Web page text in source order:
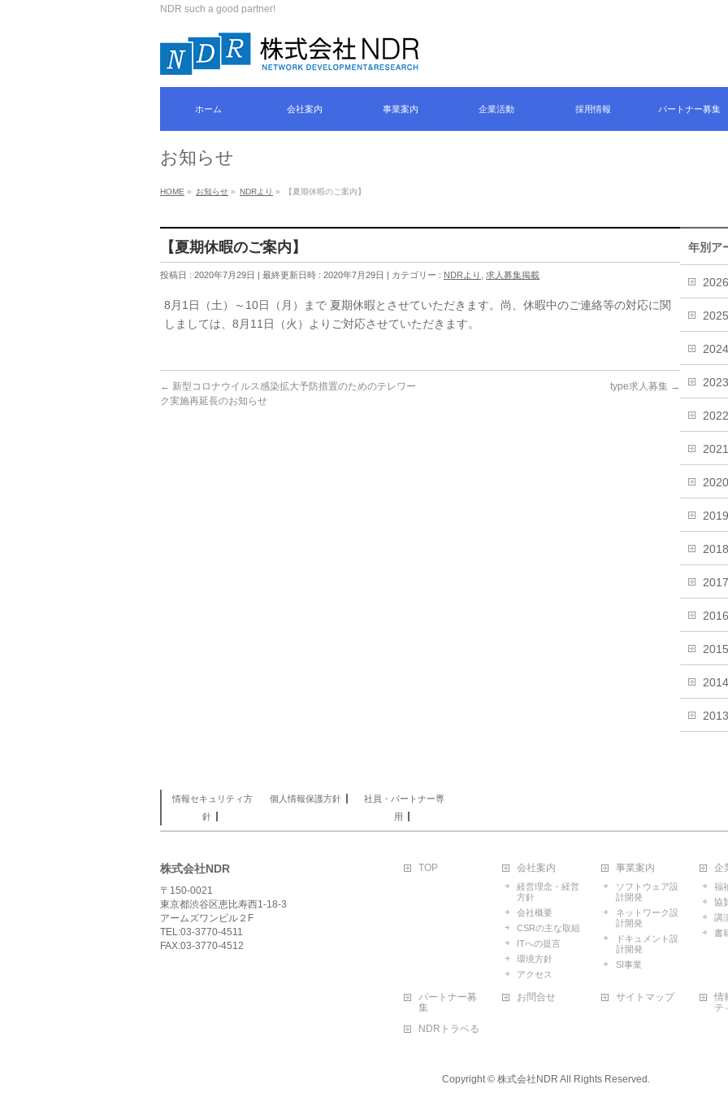
NDR such a good partner!
ホーム 会社案内 事業案内 企業活動 採用情報 パートナー募集
お知らせ
HOME » お知らせ » NDRより » 【夏期休暇のご案内】
【夏期休暇のご案内】
投稿日 : 2020年7月29日 最終更新日時 : 2020年7月29日 カテゴリー : NDRより 求人募集掲載
8月1日（土）～10日（月）まで 夏期休暇とさせていただきます。尚、休暇中のご連絡等の対応に関
しましては、8月11日（火）よりご対応させていただきます。
← 新型コロナウイルス感染拡大予防措置のためのテレワー
ク実施再延長のお知らせ
type求人募集 →
年別ア
情報セキュリティ方
針
個人情報保護方針
社員・パートナー専
用
株式会社NDR
〒150-0021
東京都渋谷区恵比寿西1-18-3
アームズワンビル２F
TEL:03-3770-4511
FAX:03-3770-4512
TOP 会社案内
経営理念・経営
方針
会社概要
CSRの主な取組
ITへの提言
環境方針
アクセス
事業案内
ソフトウェア設
計開発
ネットワーク設
計開発
ドキュメント設
計開発
SI事業
企
福
協
講
書
パートナー募
集
お問合せ サイトマップ
情
テ
NDRトラベる
Copyright © 株式会社NDR All Rights Reserved.